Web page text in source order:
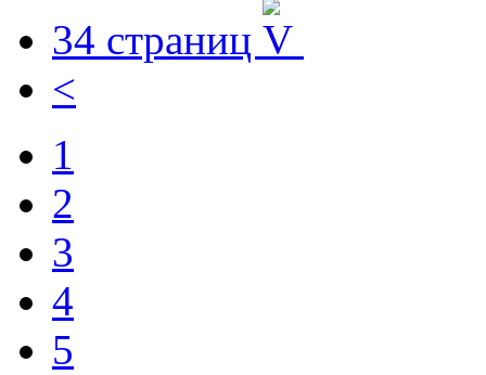
34 страниц
<
1
2
3
4
5